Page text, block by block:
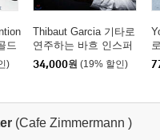
드
[S
)
Thibaut Garcia 기타로
연주하는 바흐 인스퍼
레이션 (Bach Inspiratio
ns) [UHQCD]
34,000원 (19% 할인)
(Cafe Zimmermann )